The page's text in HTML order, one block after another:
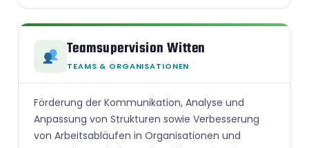
Teamsupervision Witten
TEAMS & ORGANISATIONEN
Förderung der Kommunikation, Analyse und
Anpassung von Strukturen sowie Verbesserung
von Arbeitsabläufen in Organisationen und